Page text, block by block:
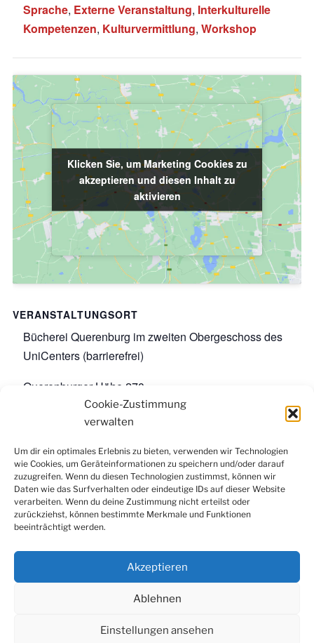
Cookie-Zustimmung
verwalten
Um dir ein optimales Erlebnis zu bieten, verwenden wir Technologien
wie Cookies, um Geräteinformationen zu speichern und/oder darauf
zuzugreifen. Wenn du diesen Technologien zustimmst, können wir
Daten wie das Surfverhalten oder eindeutige IDs auf dieser Website
verarbeiten. Wenn du deine Zustimmung nicht erteilst oder
zurückziehst, können bestimmte Merkmale und Funktionen
beeinträchtigt werden.
Akzeptieren
Ablehnen
Einstellungen ansehen
Sprache, Externe Veranstaltung, Interkulturelle
Kompetenzen, Kulturvermittlung, Workshop
VERANSTALTUNGSORT
Bücherei Querenburg im zweiten Obergeschoss des
UniCenters (barrierefrei)
Querenburger Höhe 270
44801Google-Karte anzeigen
Veranstaltungsort-Website anzeigen
Klicken Sie, um Marketing Cookies zu
akzeptieren und diesen Inhalt zu
aktivieren
Klicken Sie, um Marketing Cookies zu
akzeptieren und diesen Inhalt zu
aktivieren
Facebook Instagram LinkedIn
YouTube
Newsletter
© 2022 Konfuzius-Institut Metropole Ruhr